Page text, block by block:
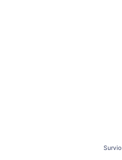
Survio